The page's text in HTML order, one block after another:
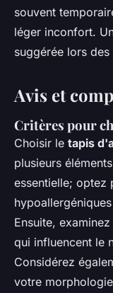
souvent
léger inconfort.
suggérée lors
Avis et
Critères pour
Choisir le tapis
plusieurs
essentielle; optez
Ensuite,
qui influencent le
Considérez
votre